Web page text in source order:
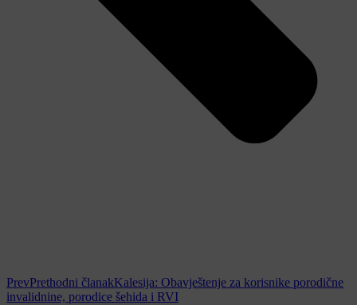
PrevPrethodni članakKalesija: Obavještenje za korisnike porodične
invalidnine, porodice šehida i RVI